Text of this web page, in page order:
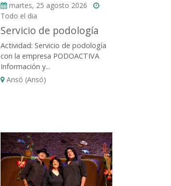
martes, 25 agosto 2026
Todo el dia
Servicio de podología
Actividad: Servicio de podología
con la empresa PODOACTIVA
Información y...
Ansó (Ansó)